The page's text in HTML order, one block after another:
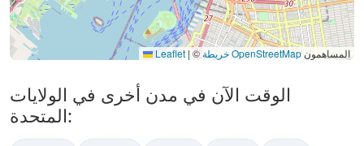
Leaflet | © خريطة OpenStreetMapالمساهمون
الوقت الآن في مدن أخرى في الولايات
المتحدة: